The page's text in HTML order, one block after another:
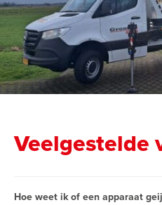
Veelgestelde
Hoe weet ik of een apparaat